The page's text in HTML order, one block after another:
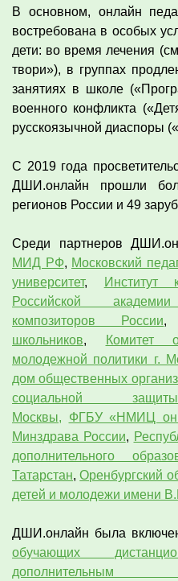
В основном, онлайн
востребована в особых
дети: во время лечения
твори»), в группах
занятиях в школе
военного конфликта
русскоязычной диаспоры
С 2019 года
ДШИ.онлайн прошли
регионов России и 49
Среди партнеров
МИД РФ, Московский
университет,
Институт
Российской
композиторов России
школьников,
Комитет
молодежной политики г.
дом общественных
социальной
Москвы,
ФГБУ «НМИЦ
Минздрава России,
дополнительного
Татарстан,Оренбургский
детей и молодежи имени
ДШИ.онлайн была
обучающих
дополнительным